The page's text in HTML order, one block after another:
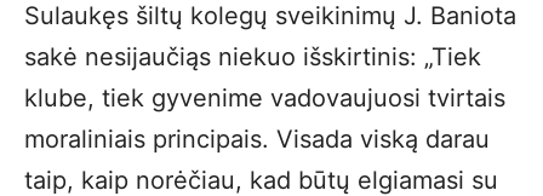
Sulaukęs šiltų kolegų sveikinimų J. Baniota
sakė nesijaučiąs niekuo išskirtinis: „Tiek
klube, tiek gyvenime vadovaujuosi tvirtais
moraliniais principais. Visada viską darau
taip, kaip norėčiau, kad būtų elgiamasi su